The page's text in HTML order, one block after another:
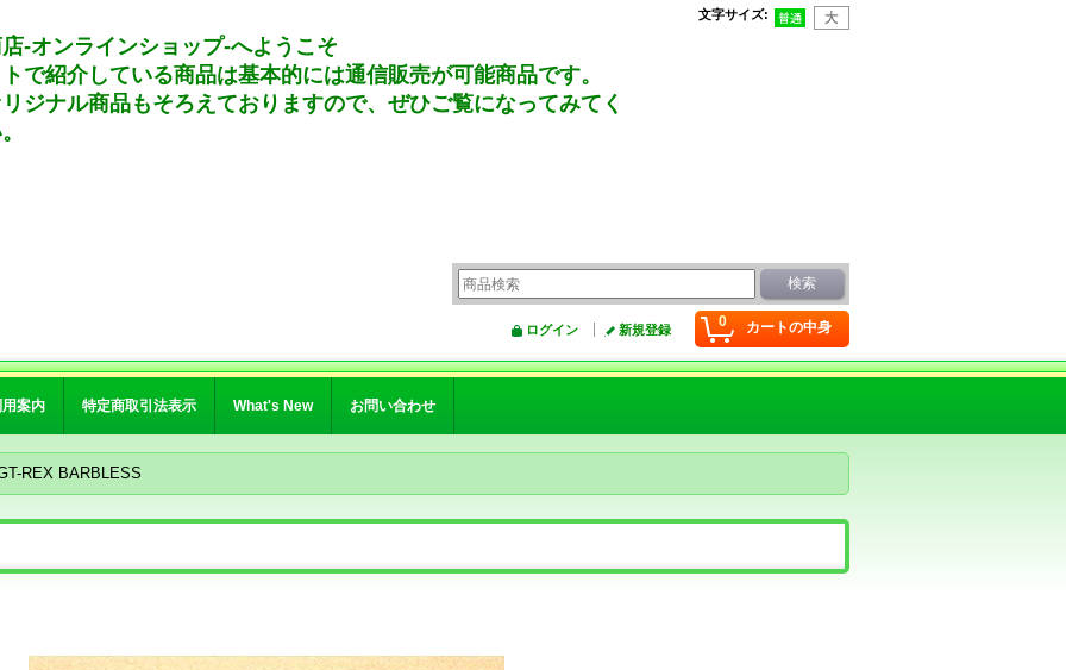
-オンラインショップ-へようこそ
で紹介している商品は基本的には通信販売が可能商品です。
ジナル商品もそろえておりますので、ぜひご覧になってみてく
文字サイズ:
0 カートの中身
ログイン 新規登録
用案内 特定商取引法表示 What's New お問い合わせ
REX BARBLESS